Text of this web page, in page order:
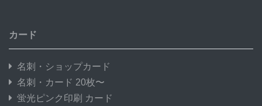
カード
名刺・ショップカード
名刺・カード 20枚〜
蛍光ピンク印刷 カード